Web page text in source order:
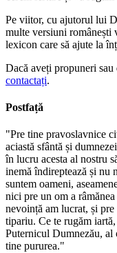
Pe viitor, cu ajutorul lui
multe versiuni românești
lexicon care să ajute la
Dacă aveți propuneri
contactați.
Postfață
"Pre tine pravoslavnice
aciastă sfântă și
în lucru acesta al nostru
inemă îndireptează și nu
suntem oameni,
nici pre un om a
nevoință am lucrat, și
tipariu. Ce te rugăm
Puternicul Dumnezău, al
tine pururea."